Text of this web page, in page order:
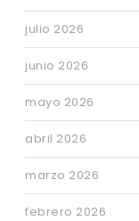
julio 2026
junio 2026
mayo 2026
abril 2026
marzo 2026
febrero 2026